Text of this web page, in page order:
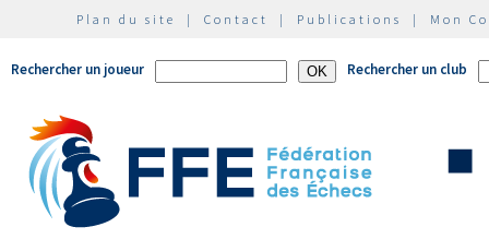
Plan du site | Contact | Publications | Mon
Rechercher un joueur Rechercher un club